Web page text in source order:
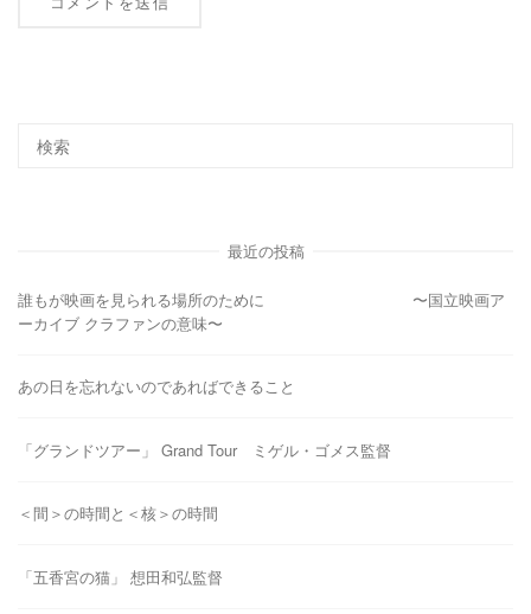
最近の投稿
誰もが映画を見られる場所のために 〜国立映画ア
ーカイブ クラファンの意味〜
あの日を忘れないのであればできること
「グランドツアー」 Grand Tour ミゲル・ゴメス監督
＜間＞の時間と＜核＞の時間
「五香宮の猫」 想田和弘監督